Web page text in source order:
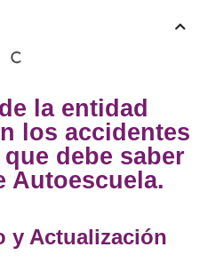
en los
que debe